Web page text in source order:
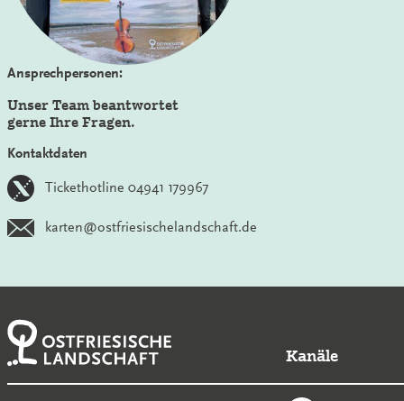
Ansprechpersonen:
Unser Team beantwortet
gerne Ihre Fragen.
Kontaktdaten
Tickethotline 04941 179967
karten@ostfriesischelandschaft.de
Kanäle